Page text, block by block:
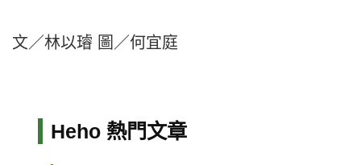
文／林以璿 圖／何宜庭
Heho 熱門文章